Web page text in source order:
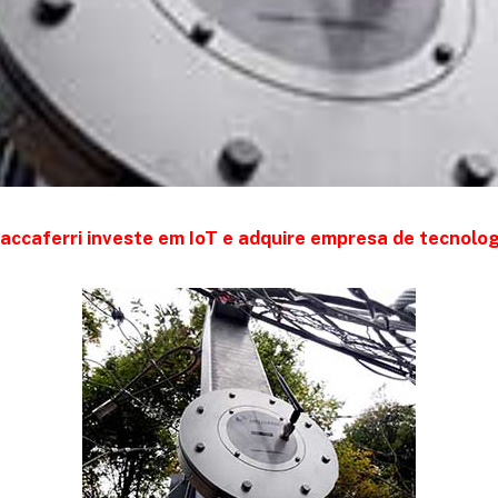
investe em IoT e adquire empresa de